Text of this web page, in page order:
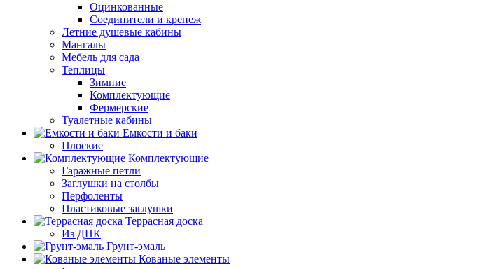
Оцинкованные
Соединители и крепеж
Летние душевые кабины
Мангалы
Мебель для сада
Теплицы
Зимние
Комплектующие
Фермерские
Туалетные кабины
Емкости и баки
Плоские
Комплектующие
Гаражные петли
Заглушки на столбы
Перфоленты
Пластиковые заглушки
Террасная доска
Из ДПК
Грунт-эмаль
Кованые элементы